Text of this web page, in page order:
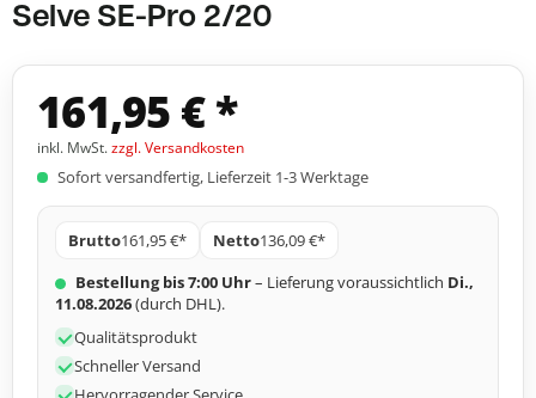
Selve SE-Pro 2/20
161,95 € *
inkl. MwSt.zzgl. Versandkosten
Sofort versandfertig, Lieferzeit 1-3 Werktage
Brutto161,95 €* Netto136,09 €*
Bestellung bis 7:00 Uhr– Lieferung voraussichtlich Di.,
11.08.2026(durch DHL).
Qualitätsprodukt
Schneller Versand